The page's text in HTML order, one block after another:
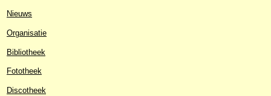
Nieuws
Organisatie
Bibliotheek
Fototheek
Discotheek